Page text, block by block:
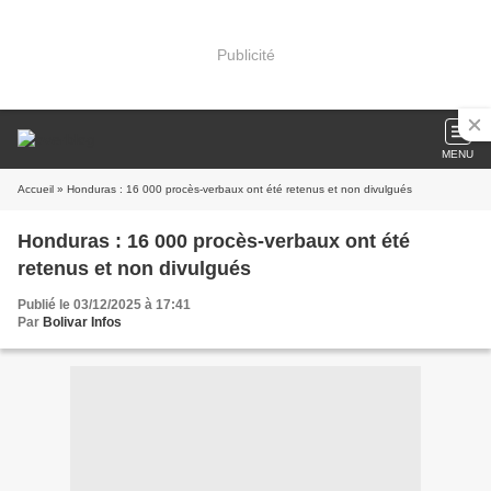
Publicité
MENU
Accueil » Honduras : 16 000 procès-verbaux ont été retenus et non divulgués
Honduras : 16 000 procès-verbaux ont été
retenus et non divulgués
Publié le 03/12/2025 à 17:41
Par Bolivar Infos